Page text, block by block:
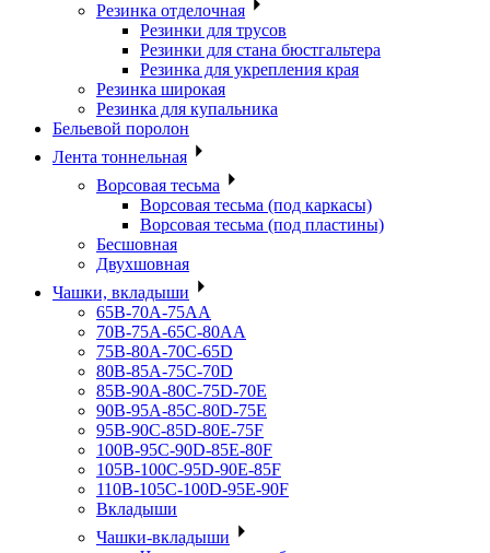
Резинка отделочная
Резинки для трусов
Резинки для стана бюстгальтера
Резинка для укрепления края
Резинка широкая
Резинка для купальника
Бельевой поролон
Лента тоннельная
Ворсовая тесьма
Ворсовая тесьма (под каркасы)
Ворсовая тесьма (под пластины)
Бесшовная
Двухшовная
Чашки, вкладыши
65B-70A-75АА
70В-75А-65С-80АА
75В-80А-70С-65D
80В-85А-75С-70D
85В-90А-80С-75D-70E
90B-95A-85C-80D-75E
95B-90C-85D-80E-75F
100B-95C-90D-85E-80F
105B-100C-95D-90E-85F
110B-105C-100D-95E-90F
Вкладыши
Чашки-вкладыши